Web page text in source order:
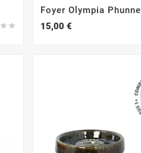
 
Foyer Olympia Phunnel
15,00 €